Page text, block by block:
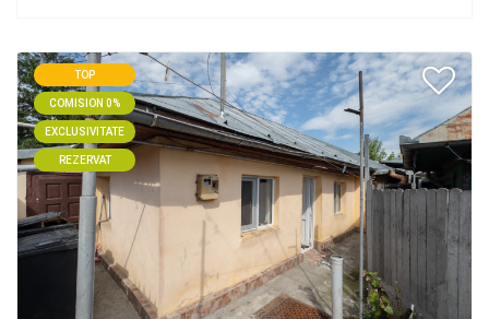
TOP
COMISION 0%
EXCLUSIVITATE
REZERVAT